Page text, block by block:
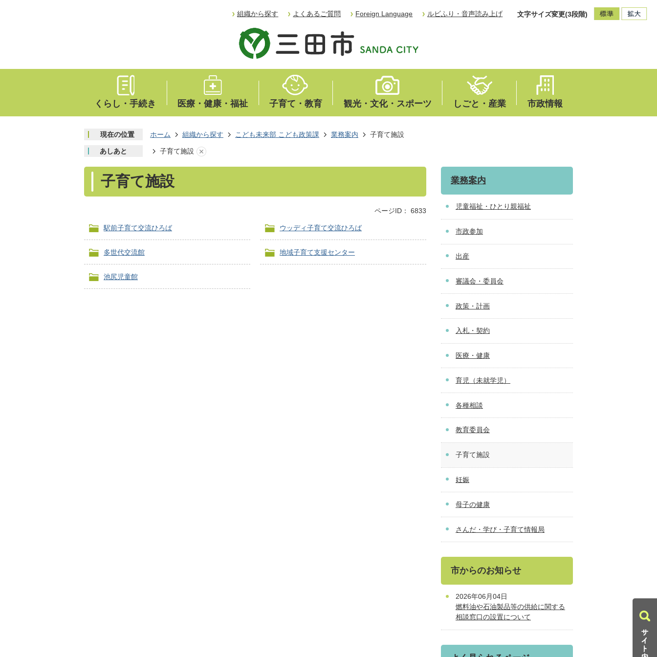
組織から探す よくあるご質問 Foreign Language ルビふり・音声読み上げ 文字サイズ変更(3段階)
くらし・手続き 医療・健康・福祉 子育て・教育 観光・文化・スポーツ しごと・産業 市政情報
現在の位置 ホーム 組織から探す こども未来部 こども政策課 業務案内 子育て施設
あしあと 子育て施設
子育て施設
ページID： 6833
駅前子育て交流ひろば ウッディ子育て交流ひろば
多世代交流館 地域子育て支援センター
池尻児童館
業務案内
児童福祉・ひとり親福祉
市政参加
出産
審議会・委員会
政策・計画
入札・契約
医療・健康
育児（未就学児）
各種相談
教育委員会
子育て施設
妊娠
母子の健康
さんだ・学び・子育て情報局
市からのお知らせ
2026年06月04日
燃料油や石油製品等の供給に関する
相談窓口の設置について